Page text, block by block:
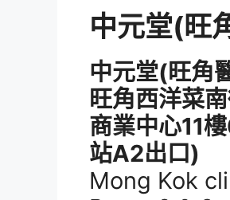
中元堂(旺
中元堂(旺角
旺角西洋菜
商業中心11
站A2出口)
Mong Kok